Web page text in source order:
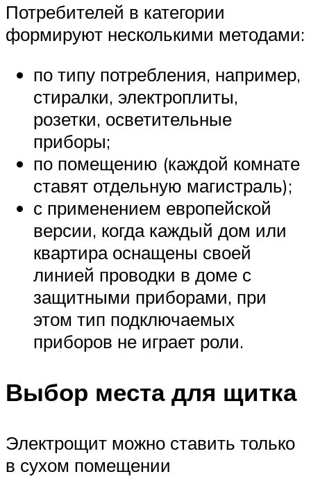
Потребителей в категории
формируют несколькими методами:
по типу потребления, например,
стиралки, электроплиты,
розетки, осветительные
приборы;
по помещению (каждой комнате
ставят отдельную магистраль);
с применением европейской
версии, когда каждый дом или
квартира оснащены своей
линией проводки в доме с
защитными приборами, при
этом тип подключаемых
приборов не играет роли.
Выбор места для щитка
Электрощит можно ставить только
в сухом помещении